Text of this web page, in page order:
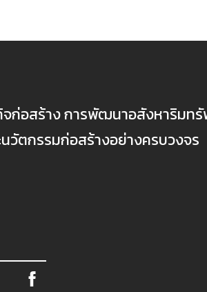
กิจก่อสร้าง การพัฒนาอสังหาริมท
วัตกรรมก่อสร้างอย่างครบวงจร